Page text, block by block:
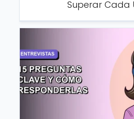
Superar Cada